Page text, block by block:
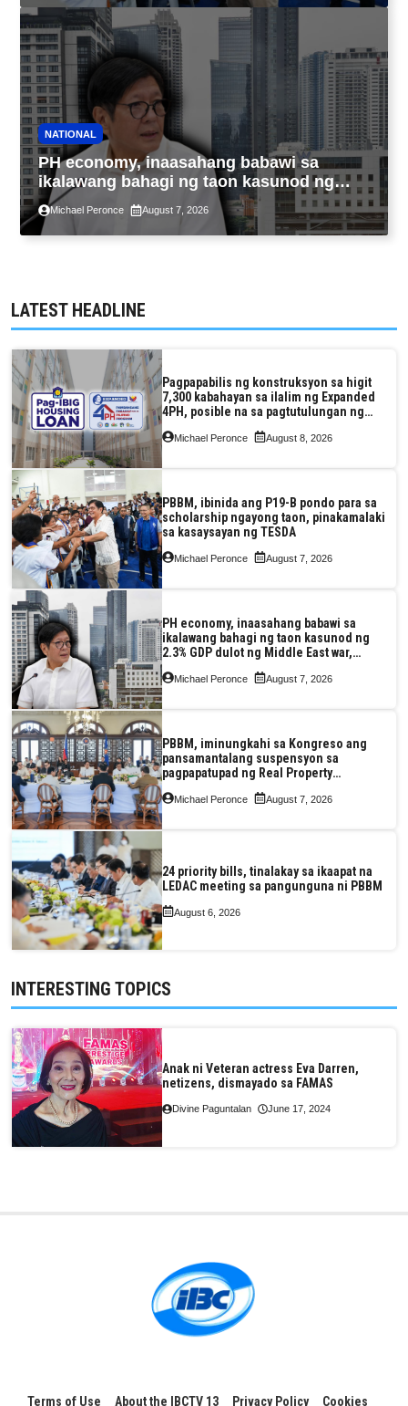
NATIONAL
PH economy, inaasahang babawi sa
ikalawang bahagi ng taon kasunod ng
2.3% GDP dulot ng Middle East war,
pagkaantala ng public construction
Michael Peronce August 7, 2026
LATEST HEADLINE
Pagpapabilis ng konstruksyon sa higit
7,300 kabahayan sa ilalim ng Expanded
4PH, posible na sa pagtutulungan ng
Pag-IBIG at P.A. Alvarez
Michael Peronce August 8, 2026
PBBM, ibinida ang P19-B pondo para sa
scholarship ngayong taon, pinakamalaki
sa kasaysayan ng TESDA
Michael Peronce August 7, 2026
PH economy, inaasahang babawi sa
ikalawang bahagi ng taon kasunod ng
2.3% GDP dulot ng Middle East war,
pagkaantala ng public construction
Michael Peronce August 7, 2026
PBBM, iminungkahi sa Kongreso ang
pansamantalang suspensyon sa
pagpapatupad ng Real Property
Valuation and Assessment Reform Act
Michael Peronce August 7, 2026
24 priority bills, tinalakay sa ikaapat na
LEDAC meeting sa pangunguna ni PBBM
August 6, 2026
INTERESTING TOPICS
Anak ni Veteran actress Eva Darren,
netizens, dismayado sa FAMAS
Divine Paguntalan June 17, 2024
Terms of Use About the IBCTV 13 Privacy Policy Cookies